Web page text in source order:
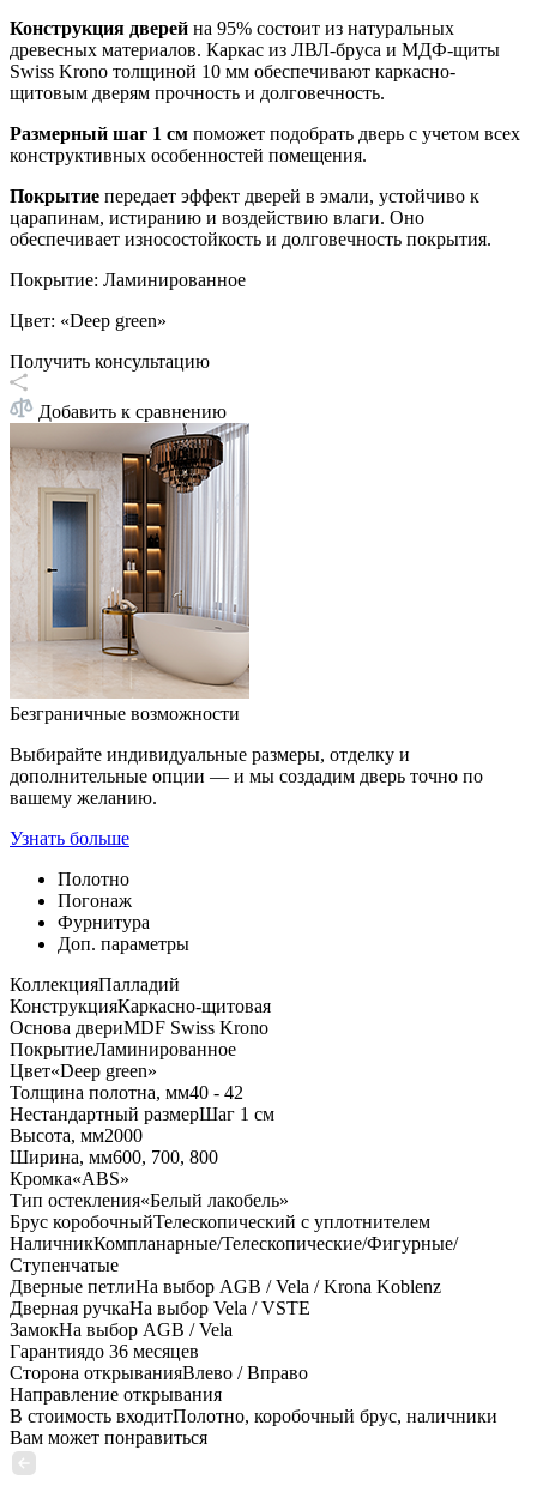
Конструкция дверей на 95% состоит из натуральных
древесных материалов. Каркас из ЛВЛ-бруса и МДФ-щиты
Swiss Krono толщиной 10 мм обеспечивают каркасно-
щитовым дверям прочность и долговечность.
Размерный шаг 1 см поможет подобрать дверь с учетом всех
конструктивных особенностей помещения.
Покрытие передает эффект дверей в эмали, устойчиво к
царапинам, истиранию и воздействию влаги. Оно
обеспечивает износостойкость и долговечность покрытия.
Покрытие: Ламинированное
Цвет: «Deep green»
Получить консультацию
Добавить к сравнению
Безграничные возможности
Выбирайте индивидуальные размеры, отделку и
дополнительные опции — и мы создадим дверь точно по
вашему желанию.
Узнать больше
Полотно
Погонаж
Фурнитура
Доп. параметры
КоллекцияПалладий
КонструкцияКаркасно-щитовая
Основа двериMDF Swiss Krono
ПокрытиеЛаминированное
Цвет«Deep green»
Толщина полотна, мм40 - 42
Нестандартный размерШаг 1 см
Высота, мм2000
Ширина, мм600, 700, 800
Кромка«ABS»
Тип остекления«Белый лакобель»
Брус коробочныйТелескопический с уплотнителем
НаличникКомпланарные/Телескопические/Фигурные/
Ступенчатые
Дверные петлиНа выбор AGB / Vela / Krona Koblenz
Дверная ручкаНа выбор Vela / VSTE
ЗамокНа выбор AGB / Vela
Гарантиядо 36 месяцев
Сторона открыванияВлево / Вправо
Направление открывания
В стоимость входитПолотно, коробочный брус, наличники
Вам может понравиться